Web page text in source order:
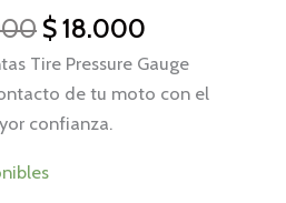
$18.000
Tire Pressure Gauge
de tu moto con el
confianza.